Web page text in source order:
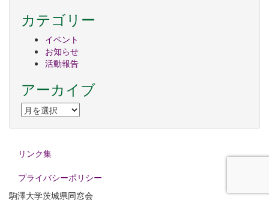
カテゴリー
イベント
お知らせ
活動報告
アーカイブ
ア
ー
カ
ブ
リンク集
プライバシーポリシー
駒澤大学茨城県同窓会